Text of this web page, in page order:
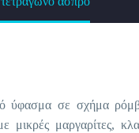
ύφασμα σε σχήμα
μαργαρίτες,